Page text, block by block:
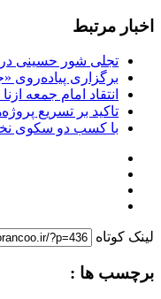
اخبار مرتبط
تجلی شور حسینی در
برگزاری پیاده‌روی
انتقاد امام جمعه
تاکید بر تسریع
با کسب دو سکوی
لینک کوتاه
برچسب ها :